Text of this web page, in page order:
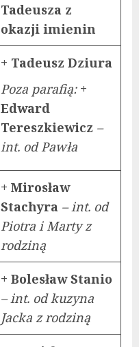
Tadeusza z
okazji imienin
+ Tadeusz Dziura
Poza parafią: +
Edward
Tereszkiewicz –
int. od Pawła
+ Mirosław
Stachyra – int. od
Piotra i Marty z
rodziną
+ Bolesław Stanio
– int. od kuzyna
Jacka z rodziną